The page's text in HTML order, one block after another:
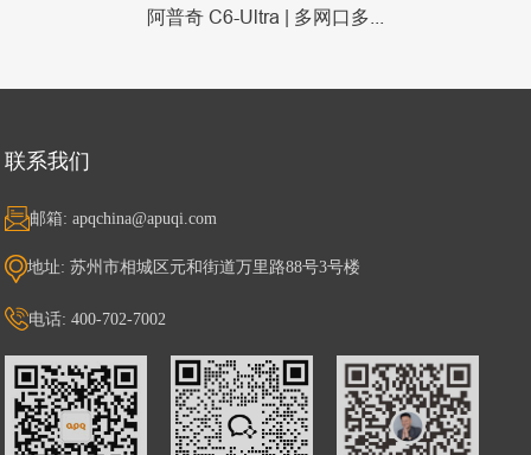
阿普奇 C6-Ultra | 多网口多...
联系我们
邮箱: apqchina@apuqi.com
地址: 苏州市相城区元和街道万里路88号3号楼
电话: 400-702-7002